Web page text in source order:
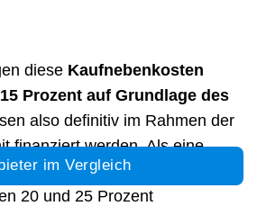
im Vergleich
diese Kaufnebenkosten
Prozent auf Grundlage des
also definitiv im Rahmen der
finanziert werden. Als eine
sehen viele Banken
20 und 25 Prozent